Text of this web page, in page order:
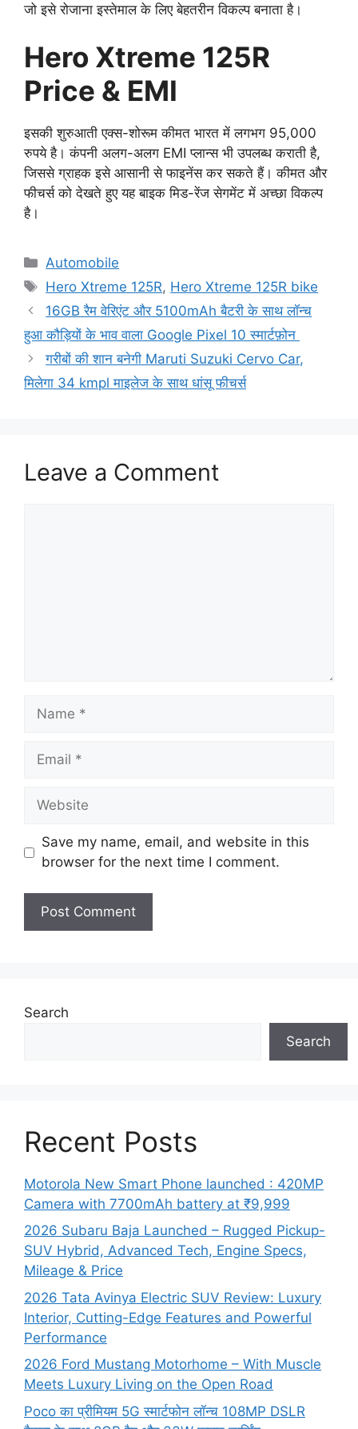
जो इसे रोजाना इस्तेमाल के लिए बेहतरीन विकल्प बनाता है।
Hero Xtreme 125R
Price & EMI
इसकी शुरुआती एक्स-शोरूम कीमत भारत में लगभग 95,000
रुपये है। कंपनी अलग-अलग EMI प्लान्स भी उपलब्ध कराती है,
जिससे ग्राहक इसे आसानी से फाइनेंस कर सकते हैं। कीमत और
फीचर्स को देखते हुए यह बाइक मिड-रेंज सेगमेंट में अच्छा विकल्प
है।
Categories
Automobile
Tags
Hero Xtreme 125R, Hero Xtreme 125R bike
16GB रैम वेरिएंट और 5100mAh बैटरी के साथ लॉन्च
हुआ कौड़ियों के भाव वाला Google Pixel 10 स्मार्टफ़ोन
गरीबों की शान बनेगी Maruti Suzuki Cervo Car,
मिलेगा 34 kmpl माइलेज के साथ धांसू फीचर्स
Leave a Comment
Name
Email
Website
Save my name, email, and website in this
browser for the next time I comment.
Search
Search
Recent Posts
Motorola New Smart Phone launched : 420MP
Camera with 7700mAh battery at ₹9,999
2026 Subaru Baja Launched – Rugged Pickup-
SUV Hybrid, Advanced Tech, Engine Specs,
Mileage & Price
2026 Tata Avinya Electric SUV Review: Luxury
Interior, Cutting-Edge Features and Powerful
Performance
2026 Ford Mustang Motorhome – With Muscle
Meets Luxury Living on the Open Road
Poco का प्रीमियम 5G स्मार्टफोन लॉन्च 108MP DSLR